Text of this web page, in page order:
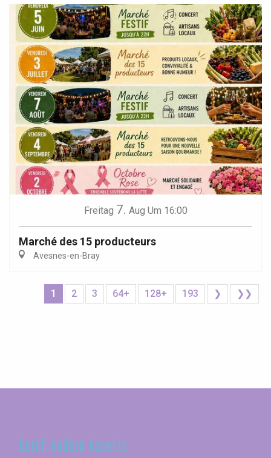
Freitag 7. Aug Um 16:00
Marché des 15 producteurs
Avesnes-en-Bray
1 2 3 64+ 128+ 193 ❯ ❯❯
Durch andere Aspekte